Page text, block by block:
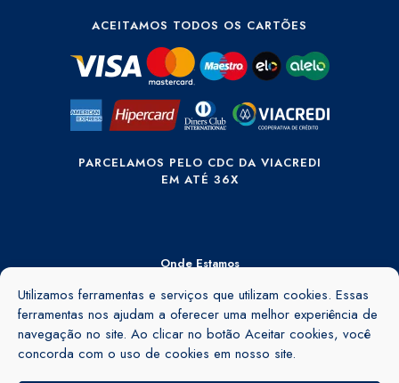
Utilizamos ferramentas e serviços que utilizam cookies. Essas
ferramentas nos ajudam a oferecer uma melhor experiência de
navegação no site. Ao clicar no botão Aceitar cookies, você
concorda com o uso de cookies em nosso site.
ACEITAMOS TODOS OS CARTÕES
PARCELAMOS PELO CDC DA VIACREDI
EM ATÉ 36X
Onde Estamos
Rua Ângelo Rubini, 895 - Barra do Rio Cerro - Jaraguá do Sul - SC -
89260-155
Ver no mapa